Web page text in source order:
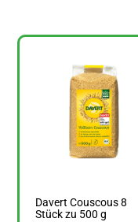
Davert Couscous 8
Stück zu 500 g